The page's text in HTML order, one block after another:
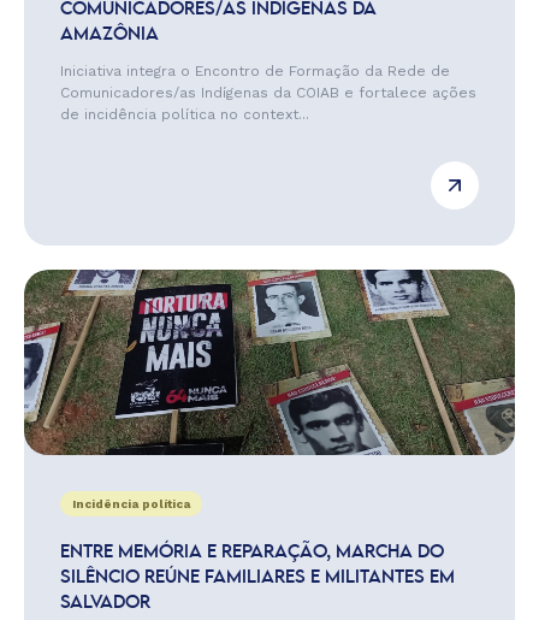
COMUNICADORES/AS INDÍGENAS DA
AMAZÔNIA
Iniciativa integra o Encontro de Formação da Rede de
Comunicadores/as Indígenas da COIAB e fortalece ações
de incidência política no context...
Incidência política
ENTRE MEMÓRIA E REPARAÇÃO, MARCHA DO
SILÊNCIO REÚNE FAMILIARES E MILITANTES EM
SALVADOR